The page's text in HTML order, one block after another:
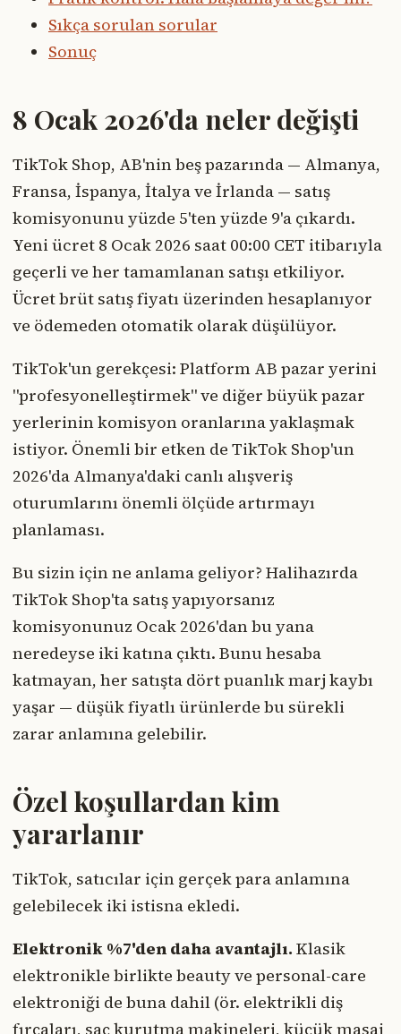
Sıkça sorulan sorular
Sonuç
8 Ocak 2026'da neler değişti
TikTok Shop, AB'nin beş pazarında — Almanya,
Fransa, İspanya, İtalya ve İrlanda — satış
komisyonunu yüzde 5'ten yüzde 9'a çıkardı.
Yeni ücret 8 Ocak 2026 saat 00:00 CET itibarıyla
geçerli ve her tamamlanan satışı etkiliyor.
Ücret brüt satış fiyatı üzerinden hesaplanıyor
ve ödemeden otomatik olarak düşülüyor.
TikTok'un gerekçesi: Platform AB pazar yerini
"profesyonelleştirmek" ve diğer büyük pazar
yerlerinin komisyon oranlarına yaklaşmak
istiyor. Önemli bir etken de TikTok Shop'un
2026'da Almanya'daki canlı alışveriş
oturumlarını önemli ölçüde artırmayı
planlaması.
Bu sizin için ne anlama geliyor? Halihazırda
TikTok Shop'ta satış yapıyorsanız
komisyonunuz Ocak 2026'dan bu yana
neredeyse iki katına çıktı. Bunu hesaba
katmayan, her satışta dört puanlık marj kaybı
yaşar — düşük fiyatlı ürünlerde bu sürekli
zarar anlamına gelebilir.
Özel koşullardan kim
yararlanır
TikTok, satıcılar için gerçek para anlamına
gelebilecek iki istisna ekledi.
Elektronik %7'den daha avantajlı. Klasik
elektronikle birlikte beauty ve personal-care
elektroniği de buna dahil (ör. elektrikli diş
fırçaları, saç kurutma makineleri, küçük masaj